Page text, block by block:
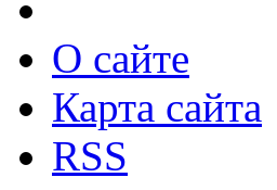
О сайте
Карта сайта
RSS